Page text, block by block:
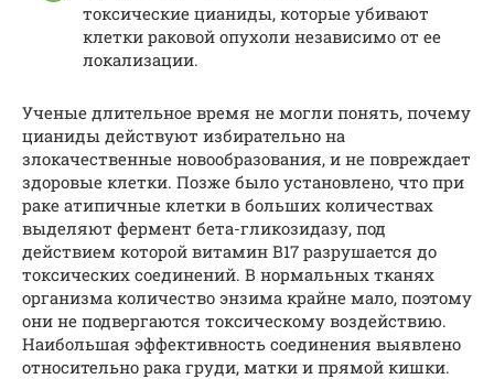
токсические цианиды, которые убивают
клетки раковой опухоли независимо от ее
локализации.
Ученые длительное время не могли понять, почему
цианиды действуют избирательно на
злокачественные новообразования, и не повреждает
здоровые клетки. Позже было установлено, что при
раке атипичные клетки в больших количествах
выделяют фермент бета-гликозидазу, под
действием которой витамин B17 разрушается до
токсических соединений. В нормальных тканях
организма количество энзима крайне мало, поэтому
они не подвергаются токсическому воздействию.
Наибольшая эффективность соединения выявлено
относительно рака груди, матки и прямой кишки.